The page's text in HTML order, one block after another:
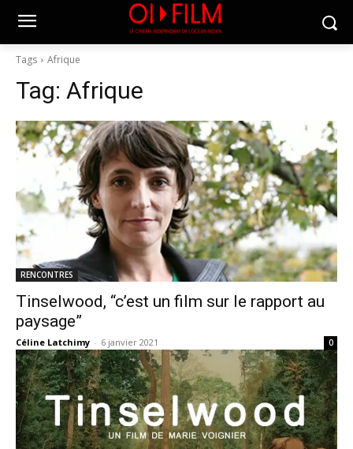
Tags Afrique
Tag: Afrique
RENCONTRES
Tinselwood, “c’est un film sur le rapport au
paysage”
Céline Latchimy - 6 janvier 2021 0